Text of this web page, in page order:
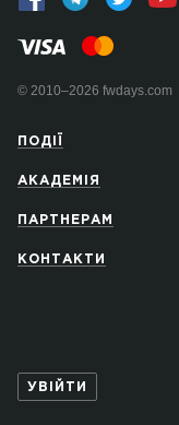
© 2010–2026 fwdays.com
ПОДІЇ
АКАДЕМІЯ
ПАРТНЕРАМ
КОНТАКТИ
УВІЙТИ